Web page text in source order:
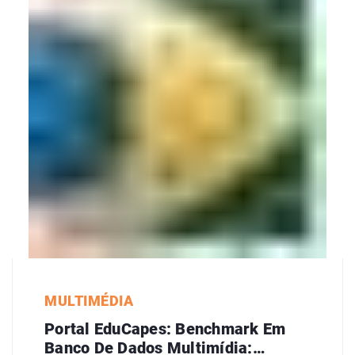
MULTIMÉDIA
Portal EduCapes: Benchmark Em
Banco De Dados Multimídia: